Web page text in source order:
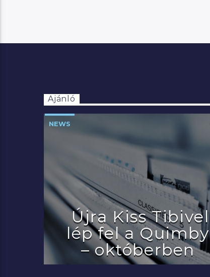
Ajánló
NEWS
Újra Kiss Tibivel
lép fel a Quimby
– októberben